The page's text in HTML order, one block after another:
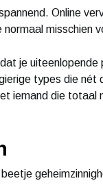
Online
misschien
je
types die nét
iemand die totaal